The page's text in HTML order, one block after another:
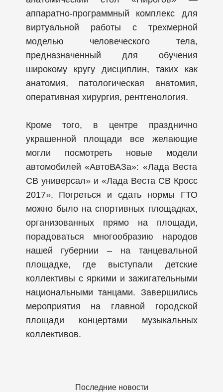
аппаратно-программный комплекс для
виртуальной работы с трехмерной
моделью человеческого тела,
предназначенный для обучения
широкому кругу дисциплин, таких как
анатомия, патологическая анатомия,
оперативная хирургия, рентгенология.
Кроме того, в центре празднично
украшенной площади все желающие
могли посмотреть новые модели
автомобилей «АвтоВАЗа»: «Лада Веста
СВ универсал» и «Лада Веста СВ Кросс
2017». Погреться и сдать нормы ГТО
можно было на спортивных площадках,
организованных прямо на площади,
порадоваться многообразию народов
нашей губернии – на танцевальной
площадке, где выступали детские
коллективы с яркими и зажигательными
национальными танцами. Завершились
мероприятия на главной городской
площади концертами музыкальных
коллективов.
Последние новости